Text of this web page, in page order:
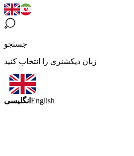
جستجو
زبان دیکشنری را انتخاب کنید
انگلیسی English